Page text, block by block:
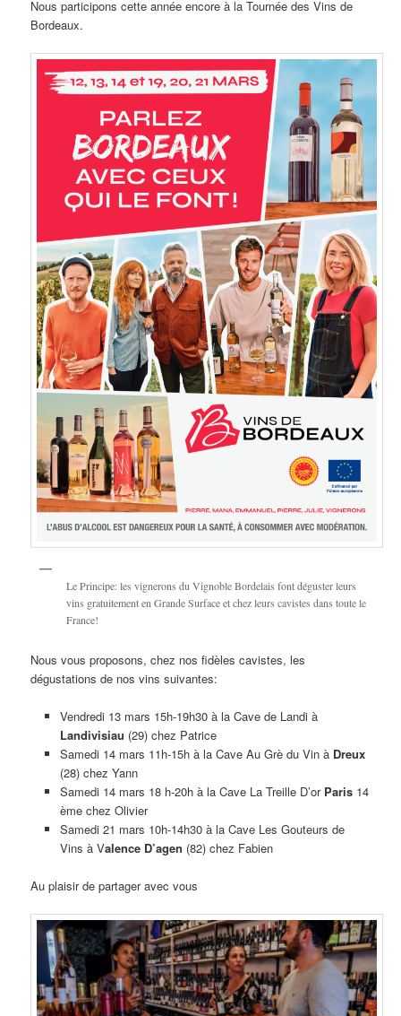
Nous participons cette année encore à la Tournée des Vins de
Bordeaux.
Le Principe: les vignerons du Vignoble Bordelais font déguster leurs
vins gratuitement en Grande Surface et chez leurs cavistes dans toute le
France!
Nous vous proposons, chez nos fidèles cavistes, les
dégustations de nos vins suivantes:
Vendredi 13 mars 15h-19h30 à la Cave de Landi à
Landivisiau (29) chez Patrice
Samedi 14 mars 11h-15h à la Cave Au Grè du Vin à Dreux
(28) chez Yann
Samedi 14 mars 18 h-20h à la Cave La Treille D’or Paris 14
ème chez Olivier
Samedi 21 mars 10h-14h30 à la Cave Les Gouteurs de
Vins à Valence D’agen (82) chez Fabien
Au plaisir de partager avec vous